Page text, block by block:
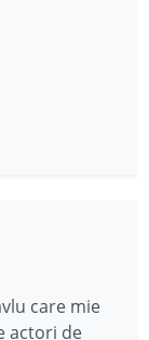
care mie
actori de